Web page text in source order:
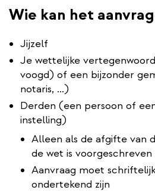
Wie kan het
Jijzelf
Je wettelijke
voogd) of een bijzonder
notaris, …)
Derden (een persoon of
instelling)
Alleen als de afgifte van
de wet is
Aanvraag moet
ondertekend zijn